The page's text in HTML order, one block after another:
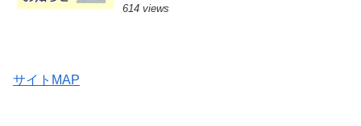
614 views
サイトMAP